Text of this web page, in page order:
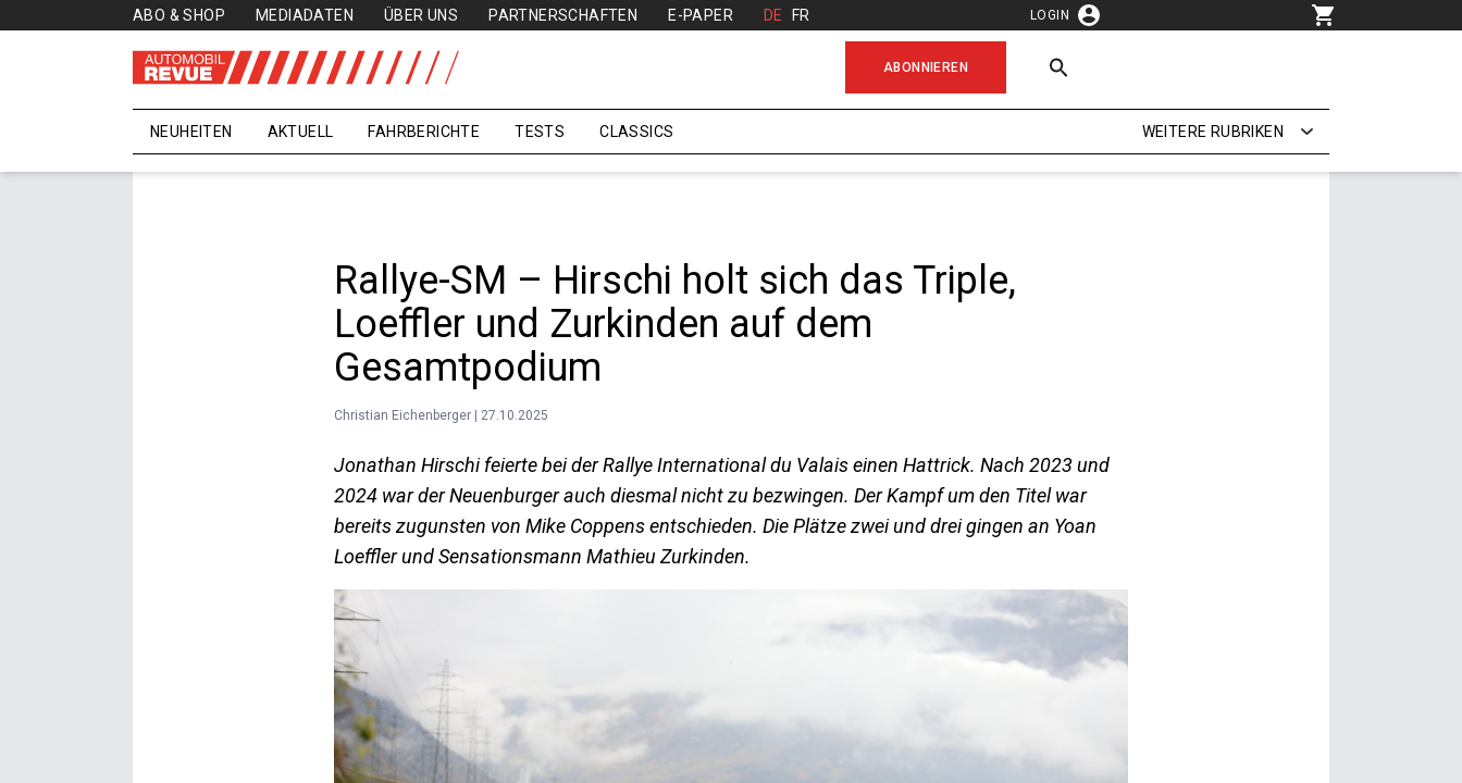
ABO & SHOP MEDIADATEN ÜBER UNS PARTNERSCHAFTEN E-PAPER DE FR LOGIN
ABONNIEREN
NEUHEITEN AKTUELL FAHRBERICHTE TESTS CLASSICS WEITERE RUBRIKEN
Rallye-SM – Hirschi holt sich das Triple,
Loeffler und Zurkinden auf dem
Gesamtpodium
Christian Eichenberger | 27.10.2025
Jonathan Hirschi feierte bei der Rallye International du Valais einen Hattrick. Nach 2023 und
2024 war der Neuenburger auch diesmal nicht zu bezwingen. Der Kampf um den Titel war
bereits zugunsten von Mike Coppens entschieden. Die Plätze zwei und drei gingen an Yoan
Loeffler und Sensationsmann Mathieu Zurkinden.